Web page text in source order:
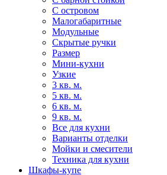
С островом
Малогабаритные
Модульные
Скрытые ручки
Размер
Мини-кухни
Узкие
3 кв. м.
5 кв. м.
6 кв. м.
9 кв. м.
Все для кухни
Варианты отделки
Мойки и смесители
Техника для кухни
Шкафы-купе